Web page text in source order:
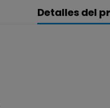
Detalles del